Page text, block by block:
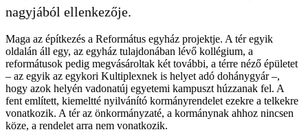
nagyjából ellenkezője.
Maga az építkezés a Református egyház projektje. A tér egyik
oldalán áll egy, az egyház tulajdonában lévő kollégium, a
reformátusok pedig megvásároltak két további, a térre néző épületet
– az egyik az egykori Kultiplexnek is helyet adó dohánygyár –,
hogy azok helyén vadonatúj egyetemi kampuszt húzzanak fel. A
fent említett, kiemeltté nyilvánító kormányrendelet ezekre a telkekre
vonatkozik. A tér az önkormányzaté, a kormánynak ahhoz nincsen
köze, a rendelet arra nem vonatkozik.